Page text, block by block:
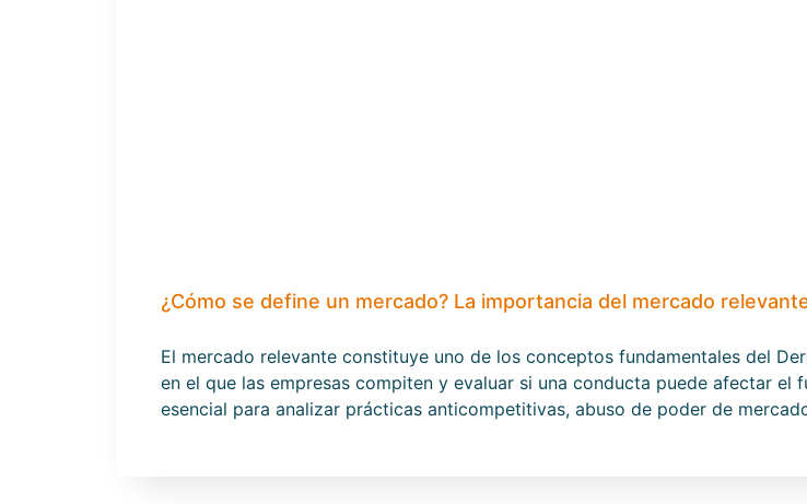
¿Cómo se define un mercado? La importancia del mercado
El mercado relevante constituye uno de los conceptos fundamentales del
en el que las empresas compiten y evaluar si una conducta puede afectar
esencial para analizar prácticas anticompetitivas, abuso de poder de